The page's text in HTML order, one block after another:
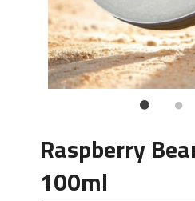
Raspberry
100ml